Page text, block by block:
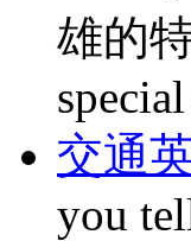
雄的
交通
you